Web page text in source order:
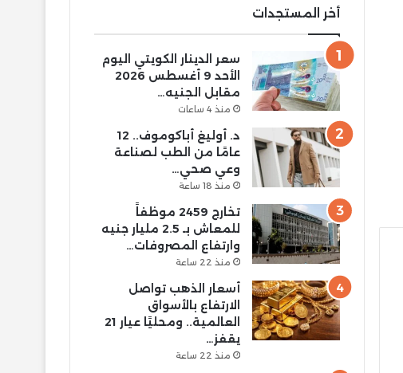
أخر المستجدات
سعر الدينار الكويتي اليوم
الأحد 9 أغسطس 2026
مقابل الجنيه…
منذ 4 ساعات
د. أوليغ أباكوموف.. 12
عامًا من الطب لصناعة
وعي صحي…
منذ 18 ساعة
تخارج 2459 موظفاً
للمعاش بـ 2.5 مليار جنيه
وارتفاع المصروفات…
منذ 22 ساعة
أسعار الذهب تواصل
الارتفاع بالأسواق
العالمية.. ومحليًا عيار 21
يقفز…
منذ 22 ساعة